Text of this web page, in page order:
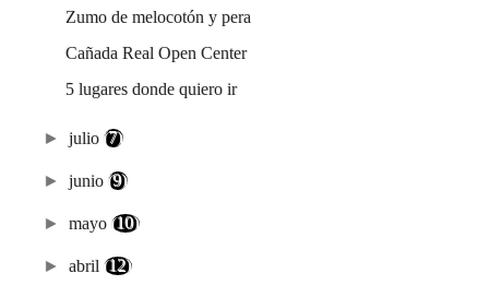
Zumo de melocotón y pera
Cañada Real Open Center
5 lugares donde quiero ir
►julio(7)
►junio(9)
►mayo (10)
►abril (12)